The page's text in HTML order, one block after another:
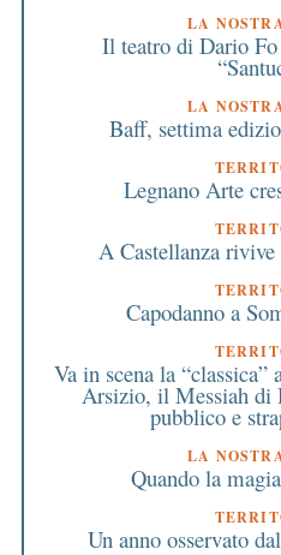
LA
Il teatro di Dario Fo
LA
Baff, settima
Legnano Arte
A Castellanza
Capodanno a
Va in scena la
Arsizio, il Messiah di
pubblico e
LA
Quando la
Un anno osservato